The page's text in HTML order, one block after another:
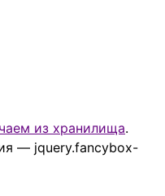
из хранилища.
— jquery.fancybox-